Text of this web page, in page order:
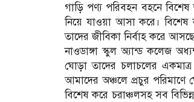
গাড়ি পণ্য পরিবহন বহনে বিশেষ
নিয়ে যাওয়া আসা করে। বিশেষ
তাদের জীবিকা নির্বাহ করে
নাওডাঙ্গা স্কুল অ্যান্ড কলেজ
ঘোড়া তাদের চলাচলের
আমাদের অঞ্চলে প্রচুর
বিশেষ করে চরাঞ্চলসহ সব